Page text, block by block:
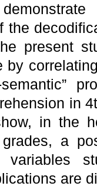
the
present
by
in
in the
a
variables
are